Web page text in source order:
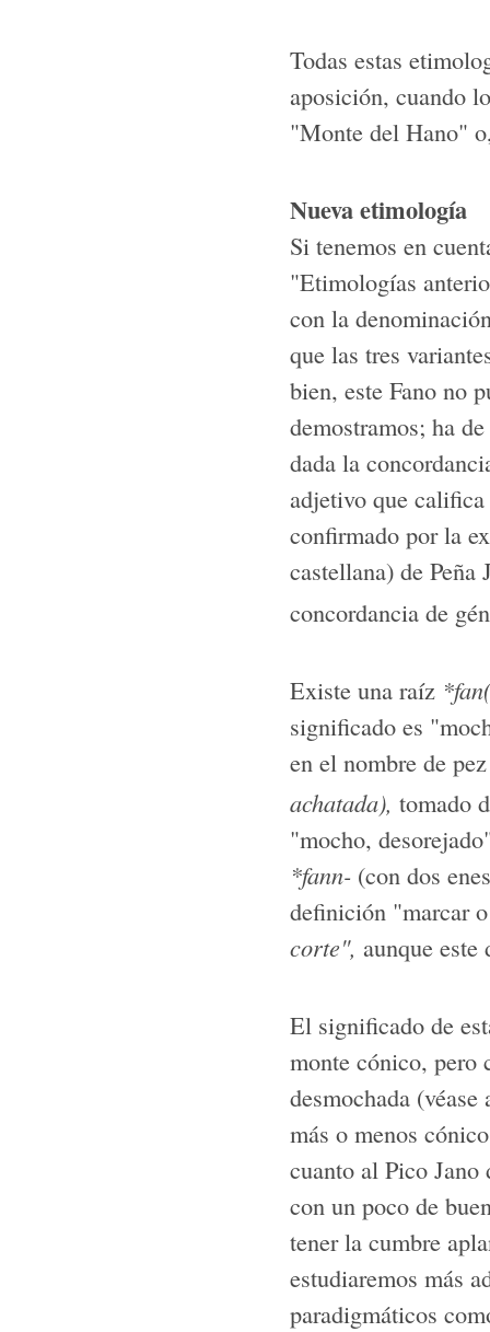
Todas estas
aposición, cuando
"Monte del Hano"
Nueva etimología
Si tenemos en
"Etimologías
con la
que las tres
bien, este Fano no
demostramos; ha
dada la
adjetivo que
confirmado por la
castellana) de Peña
concordancia de
Existe una raíz
significado es
en el nombre de
achatada), tomado
"mocho,
*fann- (con dos
definición "marcar
corte", aunque
El significado de
monte cónico, pero
desmochada
más o menos
cuanto al Pico
con un poco de
tener la cumbre
estudiaremos más
paradigmáticos